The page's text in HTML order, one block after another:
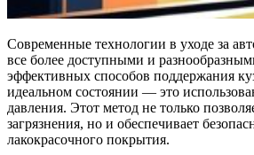
Современные технологии в уходе за
все более доступными и
эффективных способов поддержания
идеальном состоянии — это
давления. Этот метод не только
загрязнения, но и обеспечивает
лакокрасочного покрытия.